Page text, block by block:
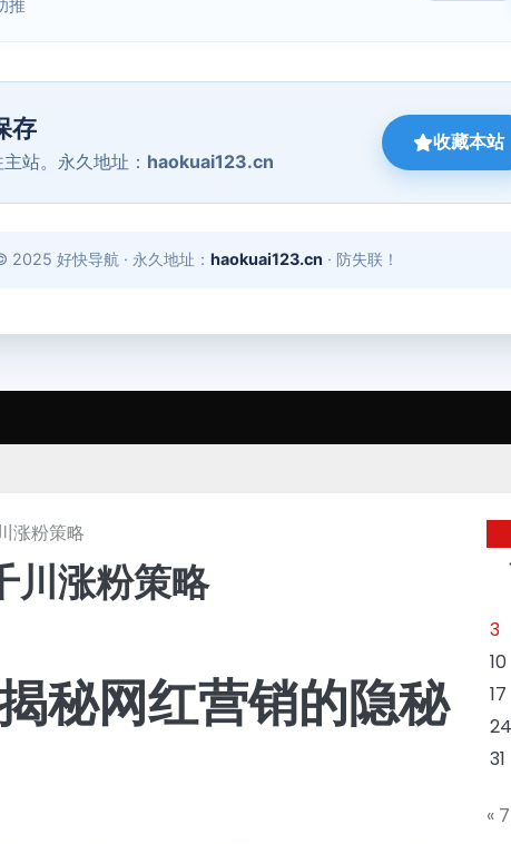
涨粉策略
川涨粉策略
秘网红营销的隐秘
3
10
17
24
31
«